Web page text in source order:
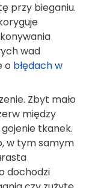
przy bieganiu.
wad
o błędach w
Zbyt mało
między
tkanek.
w tym samym
dochodzi